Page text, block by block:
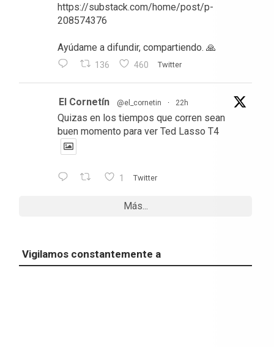
https://substack.com/home/post/p-
208574376
Ayúdame a difundir, compartiendo. 🙏
136 460 Twitter
El Cornetín @el_cornetin · 22h
Quizas en los tiempos que corren sean
buen momento para ver Ted Lasso T4
1 Twitter
Más...
Vigilamos constantemente a